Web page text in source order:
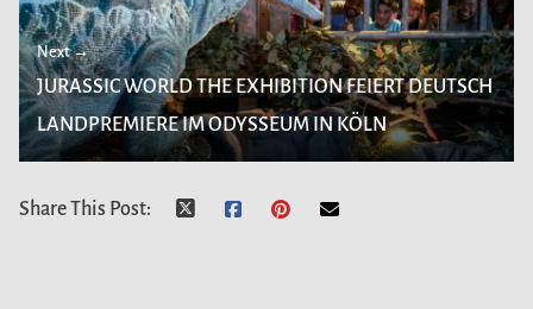
Next →
JURASSIC WORLD THE EXHIBITION FEIERT DEUTSCH
LANDPREMIERE IM ODYSSEUM IN KÖLN
Share This Post: